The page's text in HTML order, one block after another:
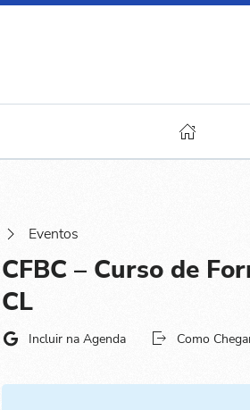
Eventos
CFBC – Curso de
CL
Incluir na Agenda Como